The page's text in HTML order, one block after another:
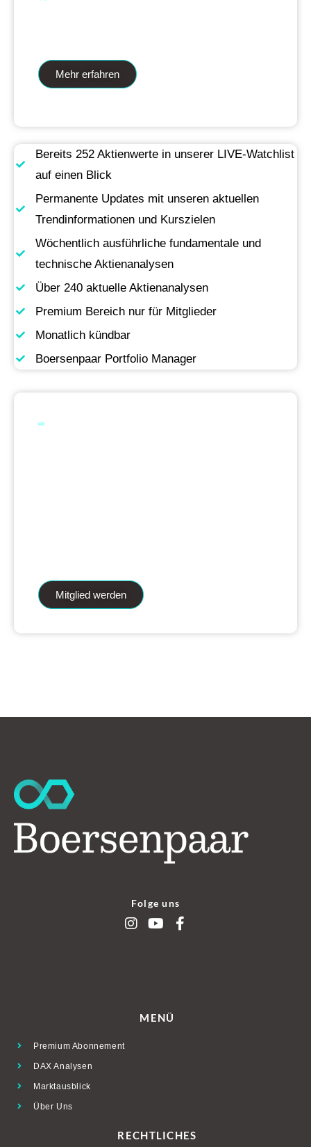
Mehr erfahren
Bereits 252 Aktienwerte in unserer LIVE-Watchlist
auf einen Blick
Permanente Updates mit unseren aktuellen
Trendinformationen und Kurszielen
Wöchentlich ausführliche fundamentale und
technische Aktienanalysen
Über 240 aktuelle Aktienanalysen
Premium Bereich nur für Mitglieder
Monatlich kündbar
Boersenpaar Portfolio Manager
Mitglied werden
Folge uns
MENÜ
Premium Abonnement
DAX Analysen
Marktausblick
Über Uns
RECHTLICHES